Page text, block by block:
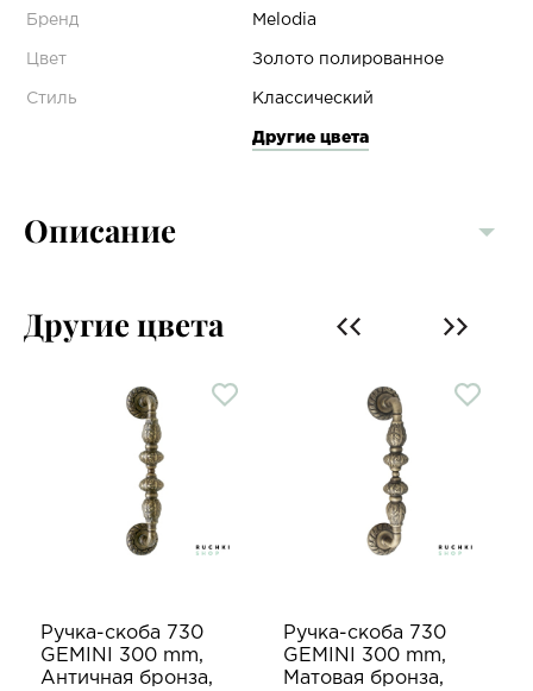
Бренд Melodia
Цвет Золото полированное
Стиль Классический
Другие цвета
Описание
Другие цвета
Ручка-скоба 730
GEMINI 300 mm,
Античная бронза,
Ручка-скоба 730
GEMINI 300 mm,
Матовая бронза,